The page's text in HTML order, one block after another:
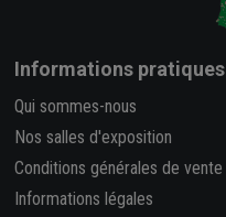
Informations pratiques
Qui sommes-nous
Nos salles d'exposition
Conditions générales de vente
Informations légales